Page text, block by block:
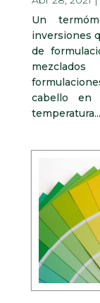
Un
inversiones
de
cabello en
temperatura...